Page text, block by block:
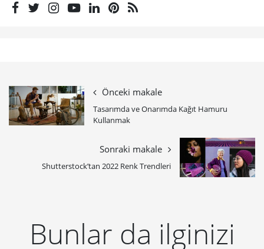
Önceki makale
Tasarımda ve Onarımda Kağıt Hamuru
Kullanmak
Sonraki makale
Shutterstock’tan 2022 Renk Trendleri
Bunlar da ilginizi